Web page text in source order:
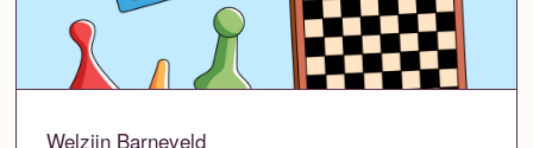
Welzijn Barneveld